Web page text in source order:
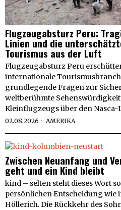
Flugzeugabsturz Peru:
Linien und die
Tourismus aus der Luft
Flugzeugabsturz Peru
internationale
grundlegende Fragen zur
weltberühmte
Kleinflugzeugs über den
02.08.2026 AMERIKA
Zwischen Neuanfang und
geht und ein Kind bleibt
kind – selten steht dieses Wort
persönlichen Entscheidung wie
Höllerich. Die Rückkehr des